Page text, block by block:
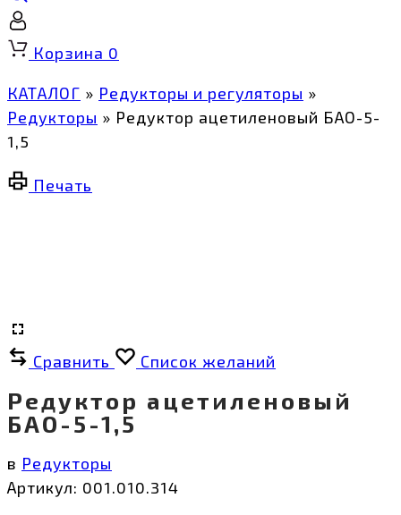
Корзина 0
КАТАЛОГ » Редукторы и регуляторы »
Редукторы » Редуктор ацетиленовый БАО-5-
1,5
Печать
Сравнить Список желаний
Редуктор ацетиленовый
БАО-5-1,5
в Редукторы
Артикул: 001.010.314